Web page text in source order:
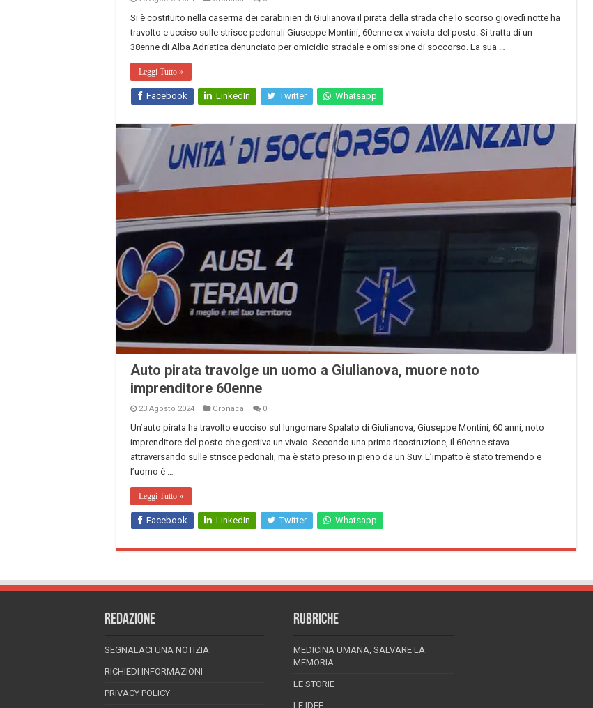
Si è costituito nella caserma dei carabinieri di Giulianova il pirata della strada che lo scorso giovedì notte ha
travolto e ucciso sulle strisce pedonali Giuseppe Montini, 60enne ex vivaista del posto. Si tratta di un
38enne di Alba Adriatica denunciato per omicidio stradale e omissione di soccorso. La sua …
Leggi Tutto »
Facebook LinkedIn Twitter Whatsapp
Auto pirata travolge un uomo a Giulianova, muore noto
imprenditore 60enne
23 Agosto 2024 Cronaca 0
Un’auto pirata ha travolto e ucciso sul lungomare Spalato di Giulianova, Giuseppe Montini, 60 anni, noto
imprenditore del posto che gestiva un vivaio. Secondo una prima ricostruzione, il 60enne stava
attraversando sulle strisce pedonali, ma è stato preso in pieno da un Suv. L’impatto è stato tremendo e
l’uomo è …
Leggi Tutto »
Facebook LinkedIn Twitter Whatsapp
REDAZIONE
SEGNALACI UNA NOTIZIA
RICHIEDI INFORMAZIONI
PRIVACY POLICY
RUBRICHE
MEDICINA UMANA, SALVARE LA
MEMORIA
LE STORIE
LE IDEE